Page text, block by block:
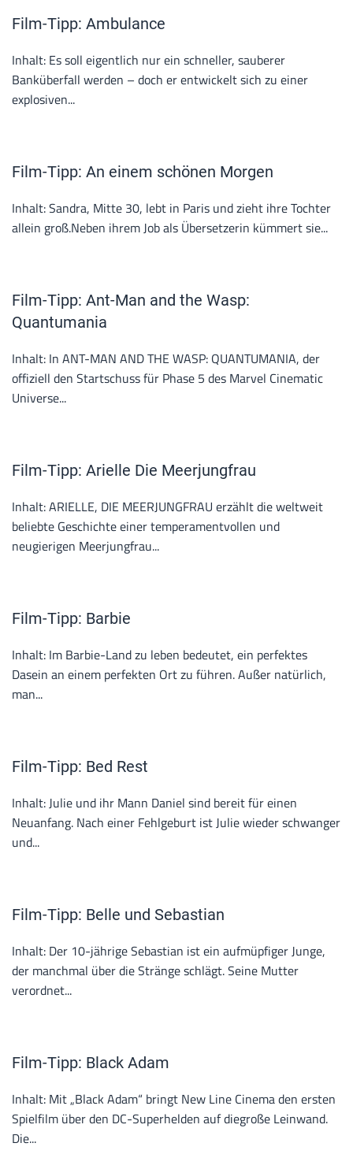
Film-Tipp: Ambulance
Inhalt: Es soll eigentlich nur ein schneller, sauberer
Banküberfall werden – doch er entwickelt sich zu einer
explosiven...
Film-Tipp: An einem schönen Morgen
Inhalt: Sandra, Mitte 30, lebt in Paris und zieht ihre Tochter
allein groß.Neben ihrem Job als Übersetzerin kümmert sie...
Film-Tipp: Ant-Man and the Wasp:
Quantumania
Inhalt: In ANT-MAN AND THE WASP: QUANTUMANIA, der
offiziell den Startschuss für Phase 5 des Marvel Cinematic
Universe...
Film-Tipp: Arielle Die Meerjungfrau
Inhalt: ARIELLE, DIE MEERJUNGFRAU erzählt die weltweit
beliebte Geschichte einer temperamentvollen und
neugierigen Meerjungfrau...
Film-Tipp: Barbie
Inhalt: Im Barbie-Land zu leben bedeutet, ein perfektes
Dasein an einem perfekten Ort zu führen. Außer natürlich,
man...
Film-Tipp: Bed Rest
Inhalt: Julie und ihr Mann Daniel sind bereit für einen
Neuanfang. Nach einer Fehlgeburt ist Julie wieder schwanger
und...
Film-Tipp: Belle und Sebastian
Inhalt: Der 10-jährige Sebastian ist ein aufmüpfiger Junge,
der manchmal über die Stränge schlägt. Seine Mutter
verordnet...
Film-Tipp: Black Adam
Inhalt: Mit „Black Adam“ bringt New Line Cinema den ersten
Spielfilm über den DC-Superhelden auf diegroße Leinwand.
Die...